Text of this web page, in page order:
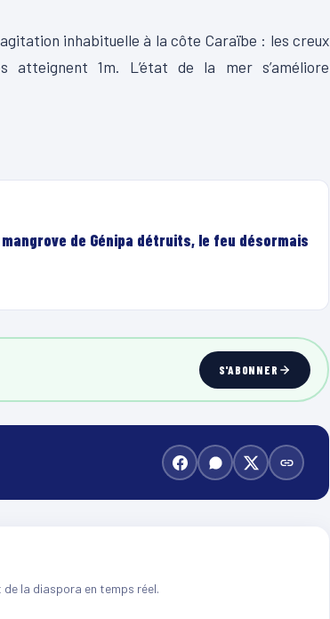
inhabituelle à la côte Caraïbe : les creux
atteignent 1m. L’état de la mer s’améliore
de Génipa détruits, le feu désormais
S'ABONNER
la diaspora en temps réel.